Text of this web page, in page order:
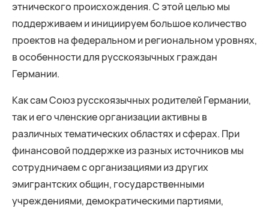
этнического происхождения. С этой целью мы
поддерживаем и инициируем большое количество
проектов на федеральном и региональном уровнях,
в особенности для русскоязычных граждан
Германии.
Как сам Союз русскоязычных родителей Германии,
так и его членские организации активны в
различных тематических областях и сферах. При
финансовой поддержке из разных источников мы
сотрудничаем с организациями из других
эмигрантских общин, государственными
учреждениями, демократическими партиями,